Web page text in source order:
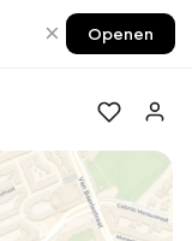
× Openen